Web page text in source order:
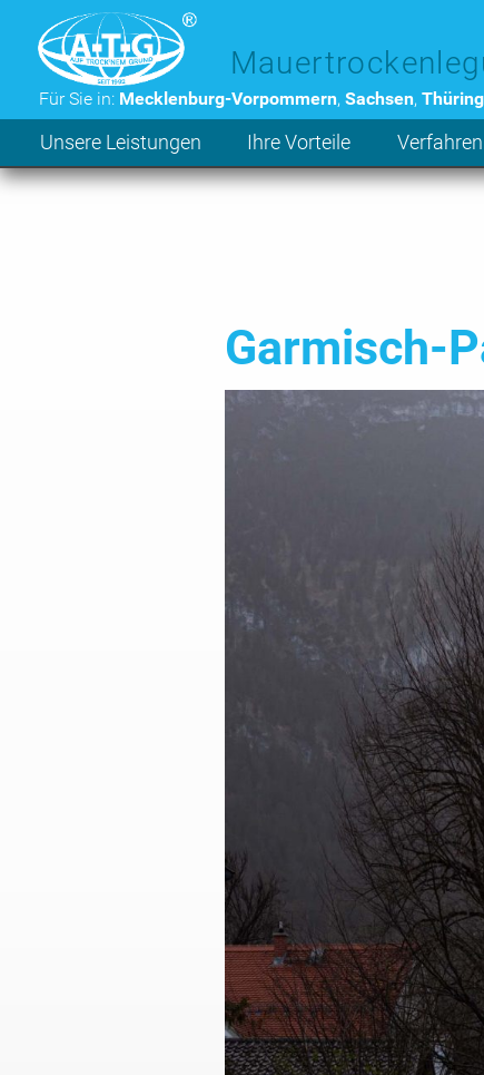
Zum Hauptinhalt der Seite
Für Sie in: Mecklenburg-Vorpommern, Sachsen,
Unsere Leistungen Ihre Vorteile
Garmisch-